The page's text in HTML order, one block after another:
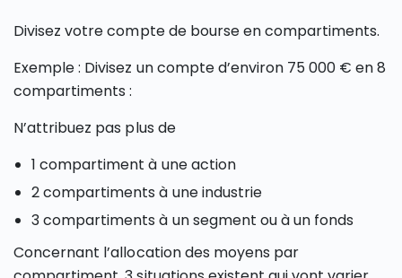
Divisez votre compte de bourse en compartiments.
Exemple : Divisez un compte d’environ 75 000 € en 8
compartiments :
N’attribuez pas plus de
1 compartiment à une action
2 compartiments à une industrie
3 compartiments à un segment ou à un fonds
Concernant l’allocation des moyens par